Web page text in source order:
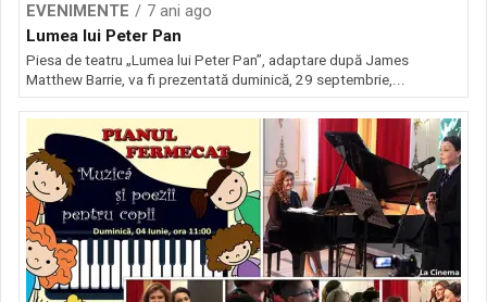
EVENIMENTE
7 ani ago
Lumea lui Peter Pan
Piesa de teatru „Lumea lui Peter Pan”, adaptare după James
Matthew Barrie, va fi prezentată duminică, 29 septembrie,...